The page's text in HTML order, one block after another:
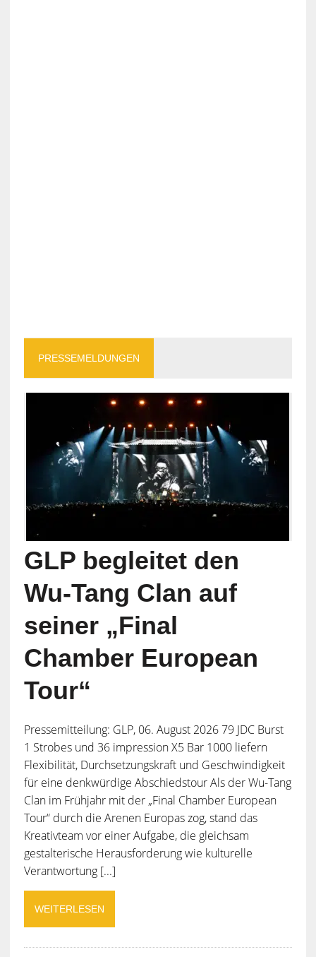
PRESSEMELDUNGEN
GLP begleitet den
Wu-Tang Clan auf
seiner „Final
Chamber European
Tour“
Pressemitteilung: GLP, 06. August 2026 79 JDC Burst
1 Strobes und 36 impression X5 Bar 1000 liefern
Flexibilität, Durchsetzungskraft und Geschwindigkeit
für eine denkwürdige Abschiedstour Als der Wu-Tang
Clan im Frühjahr mit der „Final Chamber European
Tour“ durch die Arenen Europas zog, stand das
Kreativteam vor einer Aufgabe, die gleichsam
gestalterische Herausforderung wie kulturelle
Verantwortung [...]
WEITERLESEN